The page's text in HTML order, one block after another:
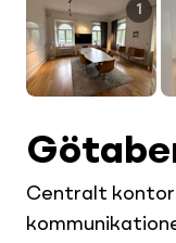
1
Centralt kontor